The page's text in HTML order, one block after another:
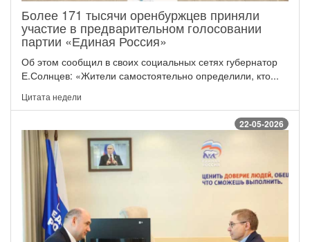
Более 171 тысячи оренбуржцев приняли
участие в предварительном голосовании
партии «Единая Россия»
Об этом сообщил в своих социальных сетях губернатор
Е.Солнцев: «Жители самостоятельно определили, кто...
Цитата недели
22-05-2026